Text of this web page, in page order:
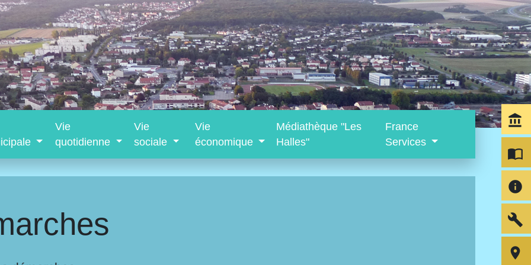
Vie
quotidienne
Vie
sociale
Vie
économique
Médiathèque "Les
Halles"
France
Services
account_balance
import_contacts
info
build
room